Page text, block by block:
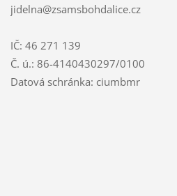
jidelna@zsamsbohdalice.cz
IČ: 46 271 139
Č. ú.: 86-4140430297/0100
Datová schránka: ciumbmr